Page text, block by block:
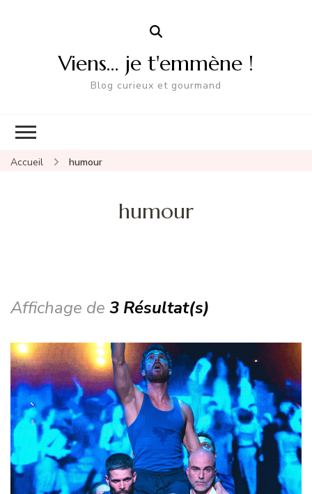
Viens… je t'emmène !
Blog curieux et gourmand
Accueil humour
humour
Affichage de 3 Résultat(s)